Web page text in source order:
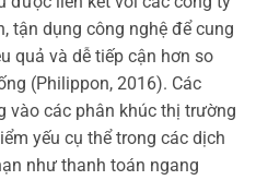
tận dụng công nghệ để cung
quả và dễ tiếp cận hơn so
(Philippon, 2016). Các
vào các phân khúc thị trường
yếu cụ thể trong các dịch
như thanh toán ngang